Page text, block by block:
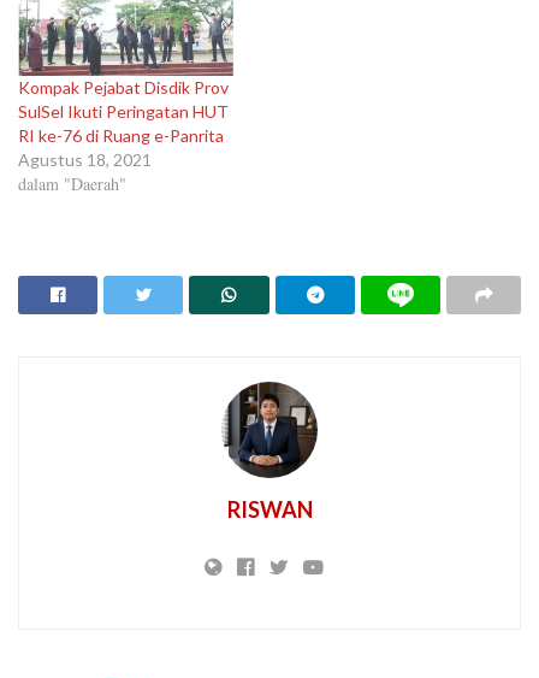
Kompak Pejabat Disdik Prov
SulSel Ikuti Peringatan HUT
RI ke-76 di Ruang e-Panrita
Agustus 18, 2021
dalam "Daerah"
RISWAN